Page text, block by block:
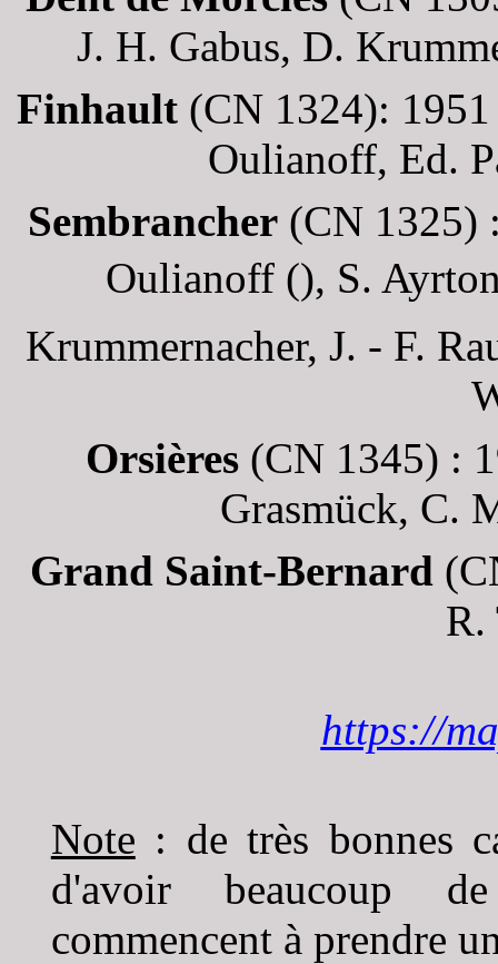
J. H. Gabus, D.
Finhault (CN 1324):
Oulianoff, Ed.
Sembrancher (CN 1325)
Oulianoff (), S.
Krummernacher, J. - F.
Orsières(CN 1345) :
Grasmück, C.
Grand Saint-Bernard
R.
https://
Note : de très bonnes
d'avoir beaucoup
commencent à prendre